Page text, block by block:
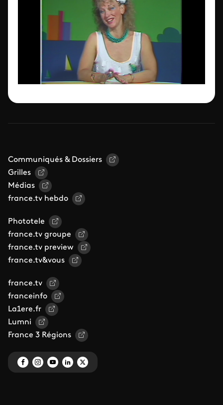
Communiqués & Dossiers
Grilles
Médias
france.tv hebdo
Phototele
france.tv groupe
france.tv preview
france.tv&vous
france.tv
franceinfo
La1ere.fr
Lumni
France 3 Régions